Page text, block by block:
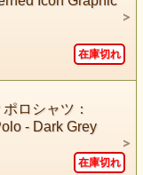
在庫切れ
ロシャツ：
- Dark Grey
在庫切れ